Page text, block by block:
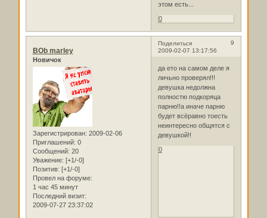
этом есть...
0
Поделиться
9
2009-02-07 13:17:56
BOb marley
Новичок
Зарегистрирован: 2009-02-06
Приглашений: 0
Сообщений: 20
Уважение: [+1/-0]
Позитив: [+1/-0]
Провел на форуме:
1 час 45 минут
Последний визит:
2009-07-27 23:37:02
да ето на самом деле я
личьно проверял!!!
девушка недолжна
полностю подкоряца
парню!!а иначе парню
будет всёравно тоесть
неинтересно общятся с
девушкой!!
0